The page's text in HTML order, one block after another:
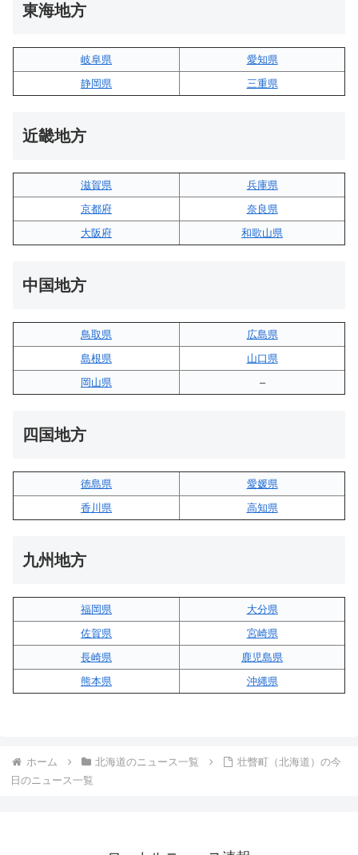
東海地方
岐阜県
愛知県
静岡県
三重県
近畿地方
滋賀県
兵庫県
京都府
奈良県
大阪府
和歌山県
中国地方
鳥取県
広島県
島根県
山口県
岡山県
–
四国地方
徳島県
愛媛県
香川県
高知県
九州地方
福岡県
大分県
佐賀県
宮崎県
長崎県
鹿児島県
熊本県
沖縄県
ホーム 北海道のニュース一覧
壮瞥町（北海道）の今
日のニュース一覧